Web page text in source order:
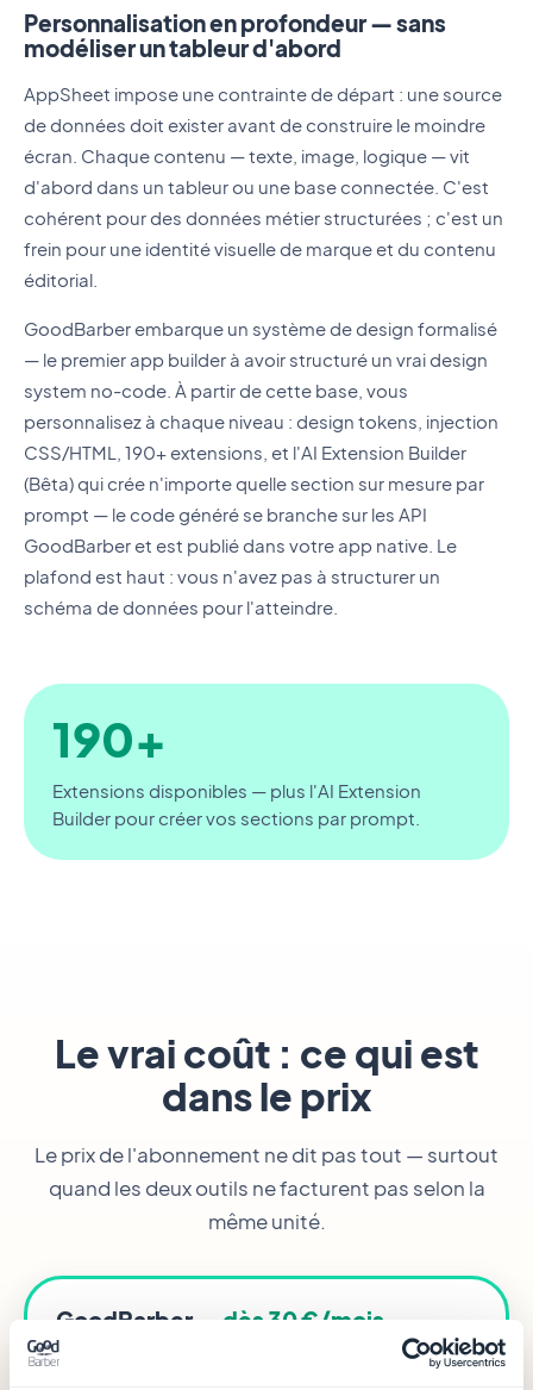
Personnalisation en profondeur — sans
modéliser un tableur d'abord
AppSheet impose une contrainte de départ : une source
de données doit exister avant de construire le moindre
écran. Chaque contenu — texte, image, logique — vit
d'abord dans un tableur ou une base connectée. C'est
cohérent pour des données métier structurées ; c'est un
frein pour une identité visuelle de marque et du contenu
éditorial.
GoodBarber embarque un système de design formalisé
— le premier app builder à avoir structuré un vrai design
system no-code. À partir de cette base, vous
personnalisez à chaque niveau : design tokens, injection
CSS/HTML, 190+ extensions, et l'AI Extension Builder
(Bêta) qui crée n'importe quelle section sur mesure par
prompt — le code généré se branche sur les API
GoodBarber et est publié dans votre app native. Le
plafond est haut : vous n'avez pas à structurer un
schéma de données pour l'atteindre.
190+
Extensions disponibles — plus l'AI Extension
Builder pour créer vos sections par prompt.
Le vrai coût : ce qui est
dans le prix
Le prix de l'abonnement ne dit pas tout — surtout
quand les deux outils ne facturent pas selon la
même unité.
GoodBarber — dès 30 €/mois